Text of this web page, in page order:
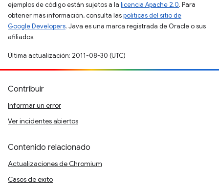
ejemplos de código están sujetos a la licencia Apache 2.0. Para
obtener más información, consulta laspolíticas del sitio de
Google Developers. Java es una marca registrada de Oracle o sus
afiliados.
Última actualización: 2011-08-30 (UTC)
Contribuir
Informar un error
Ver incidentes abiertos
Contenido relacionado
Actualizaciones de Chromium
Casos de éxito